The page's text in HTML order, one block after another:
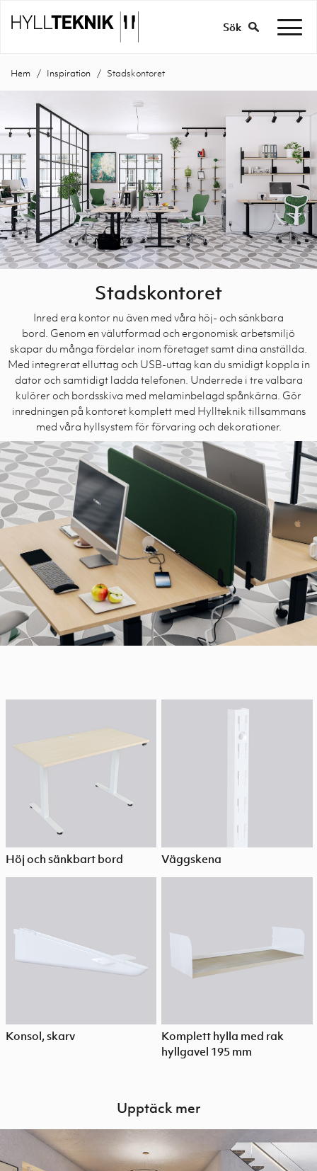
Sök
Hem Inspiration Stadskontoret
Stadskontoret
Inred era kontor nu även med våra höj- och sänkbara
bord. Genom en välutformad och ergonomisk arbetsmiljö
skapar du många fördelar inom företaget samt dina anställda.
Med integrerat elluttag och USB-uttag kan du smidigt koppla in
dator och samtidigt ladda telefonen. Underrede i tre valbara
kulörer och bordsskiva med melaminbelagd spånkärna. Gör
inredningen på kontoret komplett med Hyllteknik tillsammans
med våra hyllsystem för förvaring och dekorationer.
Höj och sänkbart bord Väggskena
Konsol, skarv
Komplett hylla med rak
hyllgavel 195 mm
Upptäck mer